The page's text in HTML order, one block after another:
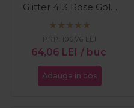
Glitter 413 Rose Gold
4ml
64,06 LEI / buc
PRP: 106,76 LEI
Adauga in cos